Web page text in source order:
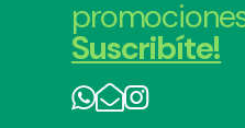
Suscribíte!